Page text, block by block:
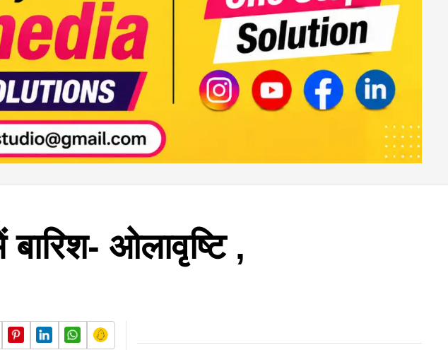
ओलावृष्टि ,